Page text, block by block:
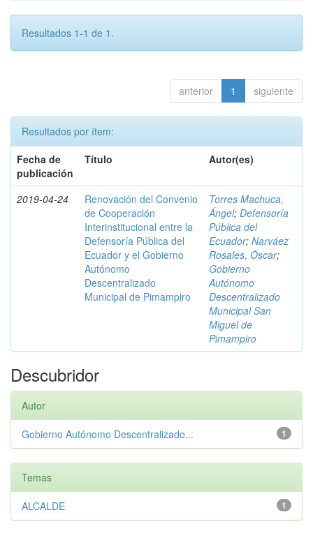
Resultados 1-1 de 1.
anterior 1 siguiente
Resultados por ítem:
Fecha de
publicación
Título Autor(es)
2019-04-24
Renovación del Convenio
de Cooperación
Interinstitucional entre la
Defensoría Pública del
Ecuador y el Gobierno
Autónomo
Descentralizado
Municipal de Pimampiro
Torres Machuca,
Ángel; Defensoría
Pública del
Ecuador; Narváez
Rosales, Óscar;
Gobierno
Autónomo
Descentralizado
Municipal San
Miguel de
Pimampiro
Descubridor
Autor
1
Gobierno Autónomo Descentralizado...
Temas
1
ALCALDE